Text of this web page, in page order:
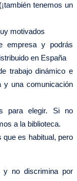
tenemos un
motivados
empresa y podrás
en España
trabajo dinámico e
y una comunicación
para elegir. Si no
a la biblioteca.
que es habitual, pero
y no discrimina por